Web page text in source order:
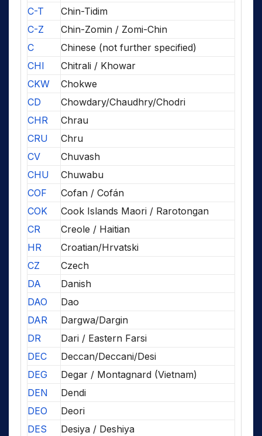
C-T
Chin-Tidim
C-Z
Chin-Zomin / Zomi-Chin
C
Chinese (not further specified)
CHI
Chitrali / Khowar
CKW
Chokwe
CD
Chowdary/Chaudhry/Chodri
CHR
Chrau
CRU
Chru
CV
Chuvash
CHU
Chuwabu
COF
Cofan / Cofán
COK
Cook Islands Maori / Rarotongan
CR
Creole / Haitian
HR
Croatian/Hrvatski
CZ
Czech
DA
Danish
DAO
Dao
DAR
Dargwa/Dargin
DR
Dari / Eastern Farsi
DEC
Deccan/Deccani/Desi
DEG
Degar / Montagnard (Vietnam)
DEN
Dendi
DEO
Deori
DES
Desiya / Deshiya